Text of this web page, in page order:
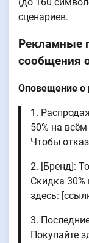
сценариев.
Рекламные
сообщения
Оповещение о
1.
50% на
Чтобы
2. [Бренд]:
Скидка 30%
здесь:
3.
Покупайте